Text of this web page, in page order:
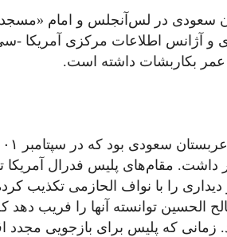
سعودی در لس‌آنجلس و امام «مسجد
و آژانس اطلاعات مرکزی آمریکا -
عمر بکاربشات داشته است.
مقام‌های پلیس فدرال آمریکا
ارتباط و دیداری را با نواف الحازمی تکذیب
توانسته آنها را فریب دهد
که پلیس برای بازجویی مجدد